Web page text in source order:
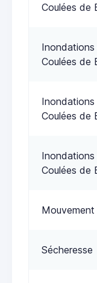
Coulées de
Coulées de
Coulées de
Coulées de
Mouvement
Sécheresse